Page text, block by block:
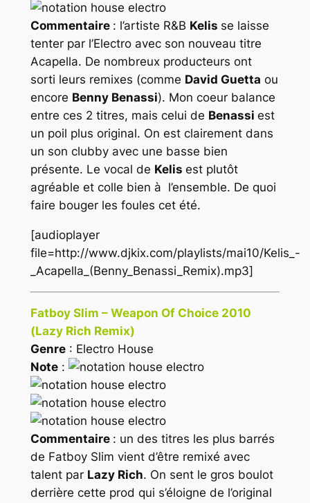
Commentaire : l’artiste R&B Kelis se laisse
tenter par l’Electro avec son nouveau titre
Acapella. De nombreux producteurs ont
sorti leurs remixes (comme David Guetta ou
encore Benny Benassi). Mon coeur balance
entre ces 2 titres, mais celui de Benassi est
un poil plus original. On est clairement dans
un son clubby avec une basse bien
présente. Le vocal de Kelis est plutôt
agréable et colle bien à l’ensemble. De quoi
faire bouger les foules cet été.
[audioplayer
file=http://www.djkix.com/playlists/mai10/Kelis_-
_Acapella_(Benny_Benassi_Remix).mp3]
Fatboy Slim – Weapon Of Choice 2010
(Lazy Rich Remix)
Genre: Electro House
Note:
Commentaire : un des titres les plus barrés
de Fatboy Slim vient d’être remixé avec
talent par Lazy Rich. On sent le gros boulot
derrière cette prod qui s’éloigne de l’original